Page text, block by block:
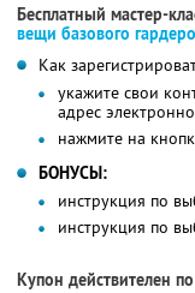
Бесплатный мастер-
вещи базового
Как
укажите свои
адрес
нажмите на
БОНУСЫ:
инструкция по
инструкция по
Купон действителен